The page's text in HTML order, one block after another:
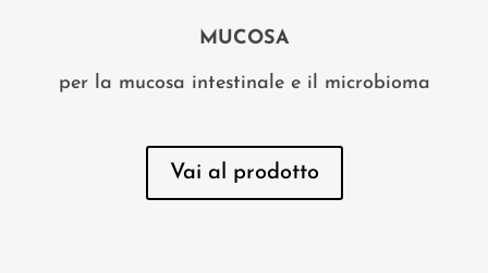
MUCOSA
per la mucosa intestinale e il microbioma
Vai al prodotto